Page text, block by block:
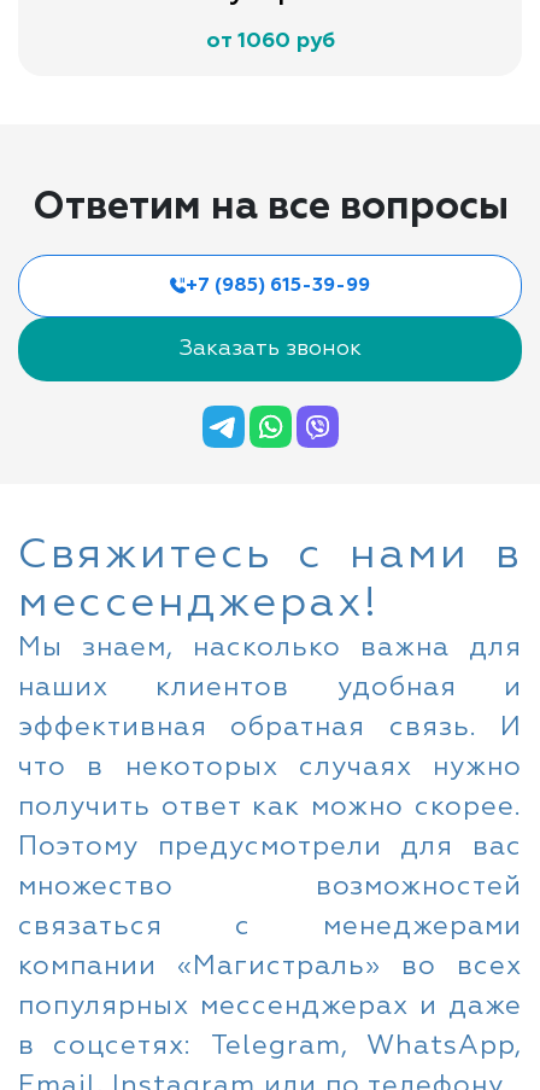
от 1060 руб
Ответим на все вопросы
+7 (985) 615-39-99
Заказать звонок
Свяжитесь с нами в
мессенджерах!
Мы знаем, насколько важна для
наших клиентов удобная и
эффективная обратная связь. И
что в некоторых случаях нужно
получить ответ как можно скорее.
Поэтому предусмотрели для вас
множество возможностей
связаться с менеджерами
компании «Магистраль» во всех
популярных мессенджерах и даже
в соцсетях: Telegram, WhatsApp,